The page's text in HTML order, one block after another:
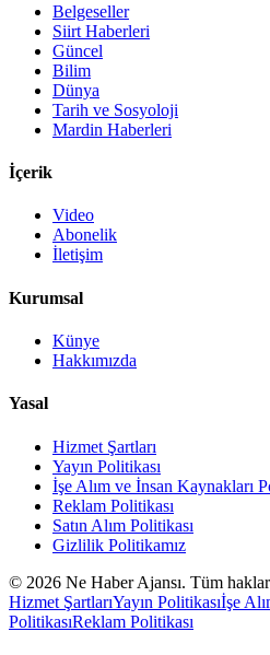
Belgeseller
Siirt Haberleri
Güncel
Bilim
Dünya
Tarih ve Sosyoloji
Mardin Haberleri
İçerik
Video
Abonelik
İletişim
Kurumsal
Künye
Hakkımızda
Yasal
Hizmet Şartları
Yayın Politikası
İşe Alım ve İnsan Kaynakları
Reklam Politikası
Satın Alım Politikası
Gizlilik Politikamız
© 2026 Ne Haber Ajansı. Tüm
Hizmet ŞartlarıYayın Politikasıİşe
PolitikasıReklam Politikası